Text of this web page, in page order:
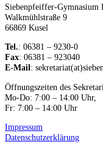
Siebenpfeiffer-Gymnasium
Walkmühlstraße 9
66869 Kusel
Tel.: 06381 – 9230-0
Fax: 06381 – 923040
E-Mail:
Öffnungszeiten des
Mo-Do: 7:00 – 14:00 Uhr,
Fr: 7:00 – 14:00 Uhr
Impressum
Datenschutzerklärung